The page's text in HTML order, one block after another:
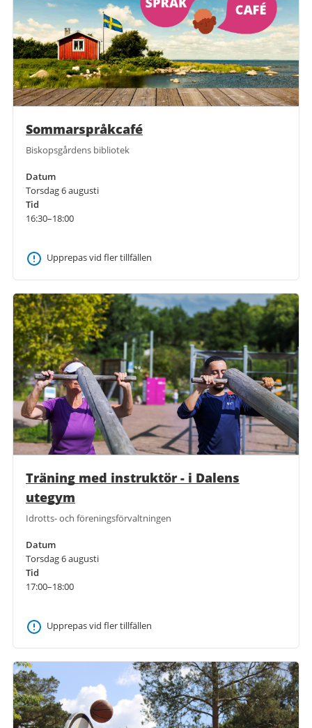
Sommarspråkcafé
Biskopsgårdens bibliotek
Datum
Torsdag 6 augusti
Tid
16:30–18:00
Upprepas vid fler tillfällen
Träning med instruktör - i Dalens
utegym
Idrotts- och föreningsförvaltningen
Datum
Torsdag 6 augusti
Tid
17:00–18:00
Upprepas vid fler tillfällen